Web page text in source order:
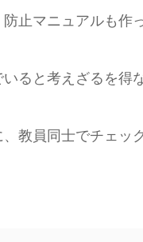
止マニュアルも作
ると考えざるを得
教員同士でチェッ